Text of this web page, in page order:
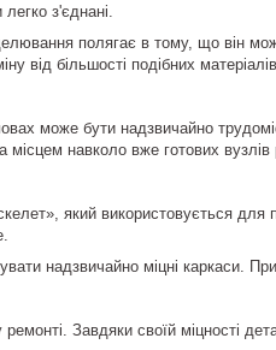
з'єднані.
полягає в тому, що він
від більшості подібних
може бути надзвичайно
місцем навколо вже готових
який використовується для
надзвичайно міцні каркаси.
Завдяки своїй міцності